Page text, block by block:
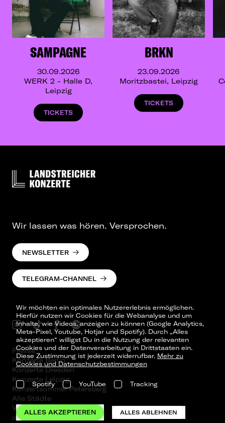
SAMPAGNE
30.09.2026
WERK 2 - Halle D,
Leipzig
TICKETS
BRKN
23.09.2026
Moritzbastei, Leipzig
TICKETS
Wir möchten ein optimales Nutzererlebnis ermöglichen.
Hierfür nutzen wir Cookies für die Webanalyse und um
Inhalte, wie Videos, anzeigen zu können (Google Analytics,
Meta-Pixel, Youtube, Hotjar und Spotify). Durch „Alles
akzeptieren“ willigst Du in die Nutzung der relevanten
Cookies und der Datenverarbeitung in Drittstaaten ein.
Diese Zustimmung ist jederzeit widerrufbar. Mehr zu
Cookies und Datenschutzbestimmungen
Spotify YouTube Tracking
ALLES AKZEPTIEREN ALLES ABLEHNEN
Wir lassen was hören. Versprochen.
NEWSLETTER
TELEGRAM-CHANNEL
Presse
Konzerte Berlin
Konzerte Dresden
Konzerte Leipzig
Konzertsommer Petersberg
Alle Städte
Vergangene Shows
o_team